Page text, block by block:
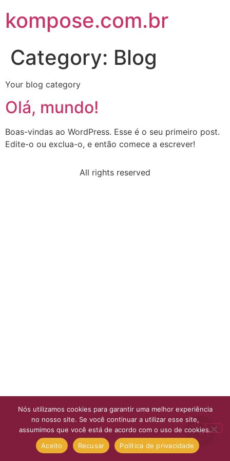
kompose.com.br
Category: Blog
Your blog category
Olá, mundo!
Boas-vindas ao WordPress. Esse é o seu primeiro post.
Edite-o ou exclua-o, e então comece a escrever!
All rights reserved
Nós utilizamos cookies para garantir uma melhor experiência
no nosso site. Se você continuar a utilizar esse site,
assumimos que você está de acordo com o uso de cookies.
Aceito
Recusar Política de privacidade